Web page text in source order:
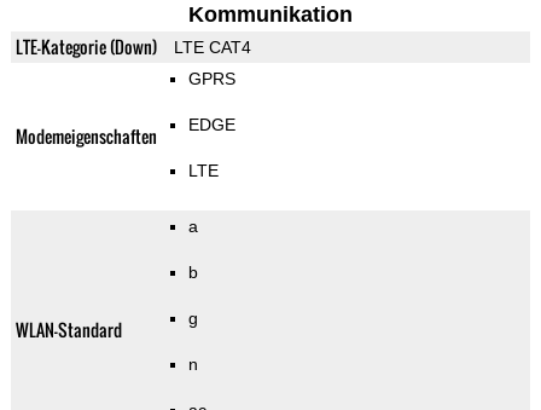
Kommunikation
LTE-Kategorie (Down) LTE CAT4
Modemeigenschaften
GPRS
EDGE
LTE
WLAN-Standard
a
b
g
n